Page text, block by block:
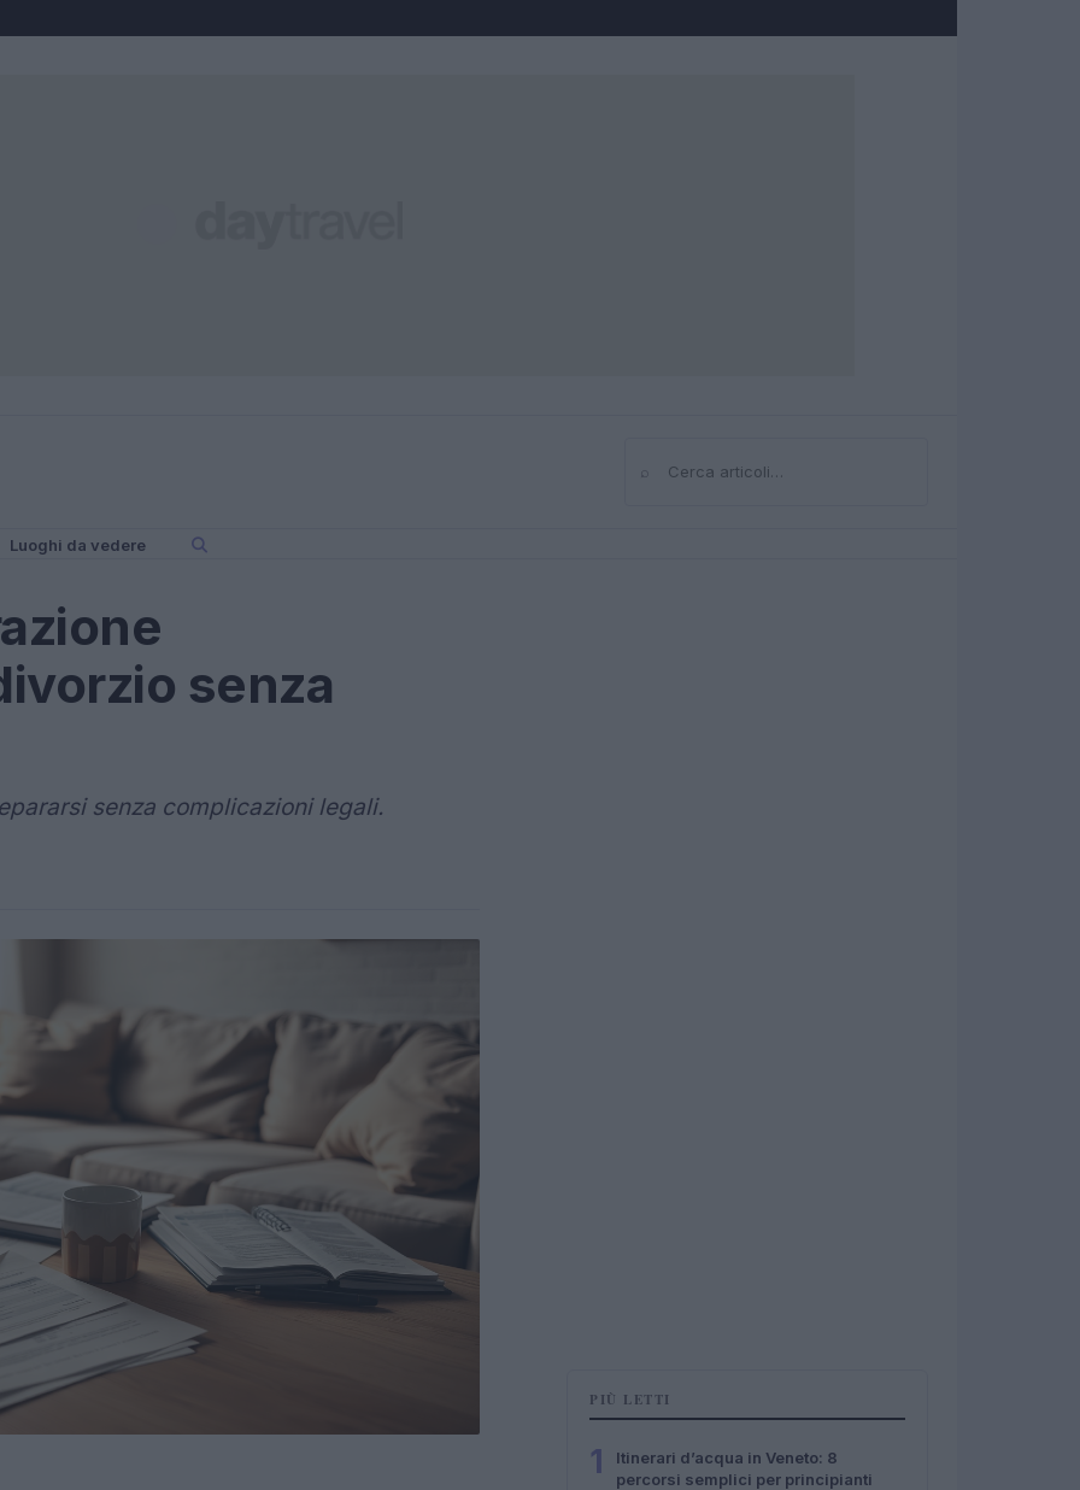
Cerca
Luoghi da vedere
senza
senza complicazioni legali.
PIÙ LETTI
1
Itinerari d’acqua in Veneto: 8
percorsi semplici per principianti